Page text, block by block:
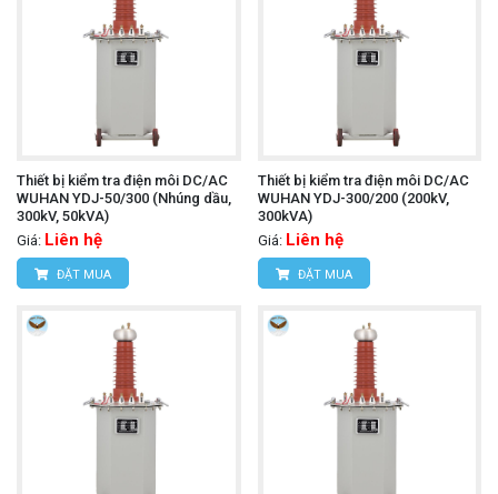
Thiết bị kiểm tra điện môi DC/AC
WUHAN YDJ-50/300 (Nhúng dầu,
300kV, 50kVA)
Giá: Liên hệ
ĐẶT MUA
Thiết bị kiểm tra điện môi DC/AC
WUHAN YDJ-300/200 (200kV,
300kVA)
Giá: Liên hệ
ĐẶT MUA